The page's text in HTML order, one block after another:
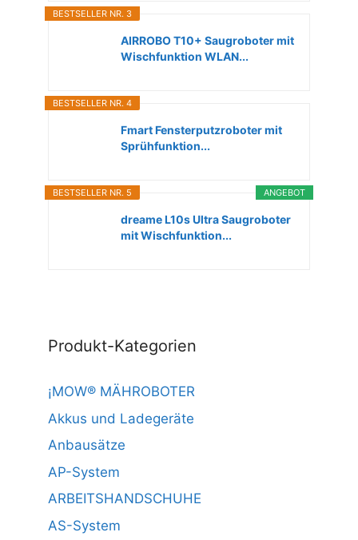
BESTSELLER NR. 3
AIRROBO T10+ Saugroboter mit
Wischfunktion WLAN...
BESTSELLER NR. 4
Fmart Fensterputzroboter mit
Sprühfunktion...
ANGEBOT
BESTSELLER NR. 5
dreame L10s Ultra Saugroboter
mit Wischfunktion...
Produkt-Kategorien
¡MOW® MÄHROBOTER
Akkus und Ladegeräte
Anbausätze
AP-System
ARBEITSHANDSCHUHE
AS-System